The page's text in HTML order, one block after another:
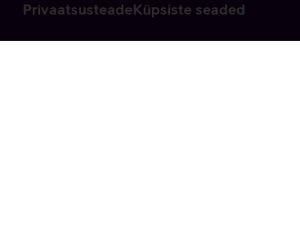
PrivaatsusteadeKüpsiste seaded